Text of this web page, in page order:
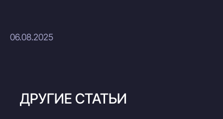
06.08.2025
ДРУГИЕ СТАТЬИ